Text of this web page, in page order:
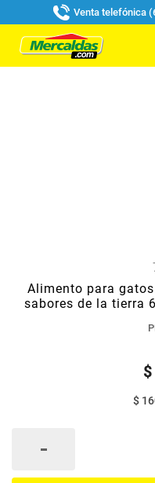
Venta telefónica
Alimento para
sabores de la tierra
$
$